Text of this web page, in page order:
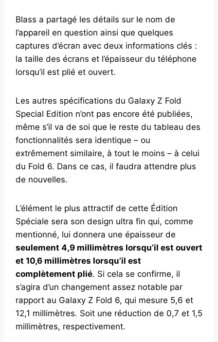
Blass a partagé les détails sur le nom de
l’appareil en question ainsi que quelques
captures d’écran avec deux informations clés :
la taille des écrans et l’épaisseur du téléphone
lorsqu’il est plié et ouvert.
Les autres spécifications du Galaxy Z Fold
Special Edition n’ont pas encore été publiées,
même s’il va de soi que le reste du tableau des
fonctionnalités sera identique – ou
extrêmement similaire, à tout le moins – à celui
du Fold 6. Dans ce cas, il faudra attendre plus
de nouvelles.
L’élément le plus attractif de cette Édition
Spéciale sera son design ultra fin qui, comme
mentionné, lui donnera une épaisseur de
seulement 4,9 millimètres lorsqu’il est ouvert
et 10,6 millimètres lorsqu’il est
complètement plié. Si cela se confirme, il
s’agira d’un changement assez notable par
rapport au Galaxy Z Fold 6, qui mesure 5,6 et
12,1 millimètres. Soit une réduction de 0,7 et 1,5
millimètres, respectivement.